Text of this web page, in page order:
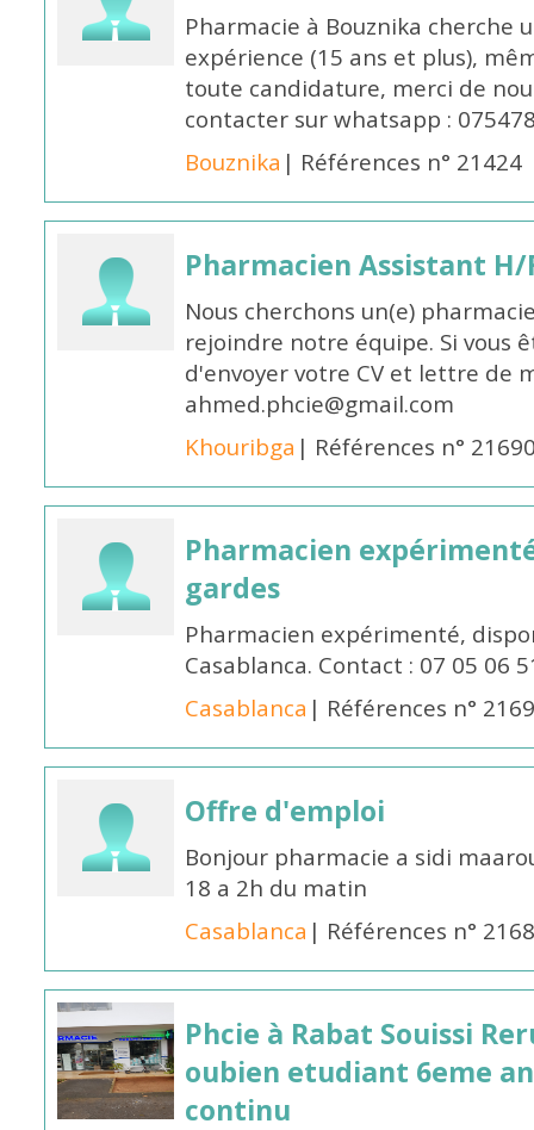
Pharmacie à Bouznika cherche
expérience (15 ans et plus),
toute candidature, merci de
contacter sur whatsapp :
Bouznika | Références n° 21424
Pharmacien Assistant
Nous cherchons un(e)
rejoindre notre équipe. Si vous
d'envoyer votre CV et lettre de
ahmed.phcie@gmail.com
Khouribga | Références n°
Pharmacien
gardes
Pharmacien expérimenté,
Casablanca. Contact : 07 05 06
Casablanca | Références n°
Offre d'emploi
Bonjour pharmacie a sidi
18 a 2h du matin
Casablanca | Références n°
Phcie à Rabat Souissi
oubien etudiant 6eme
continu